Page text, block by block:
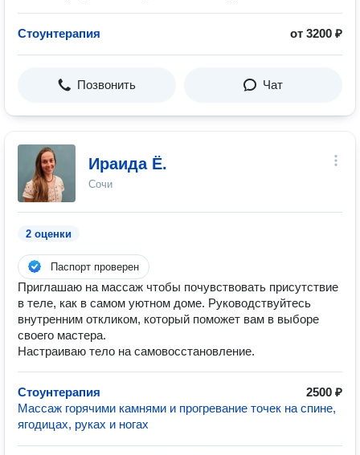
Стоунтерапия от 3200 ₽
Позвонить Чат
Ираида Ё.
Сочи
2 оценки
Паспорт проверен
Приглашаю на массаж чтобы почувствовать присутствие
в теле, как в самом уютном доме. Руководствуйтесь
внутренним откликом, который поможет вам в выборе
своего мастера.
Настраиваю тело на самовосстановление.
Стоунтерапия
2500 ₽
Массаж горячими камнями и прогревание точек на спине,
ягодицах, руках и ногах